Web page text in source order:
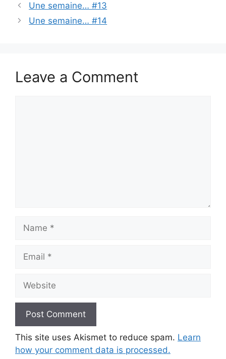
Une semaine… #13
Une semaine… #14
Leave a Comment
Name
Email
Website
This site uses Akismet to reduce spam. Learn
how your comment data is processed.